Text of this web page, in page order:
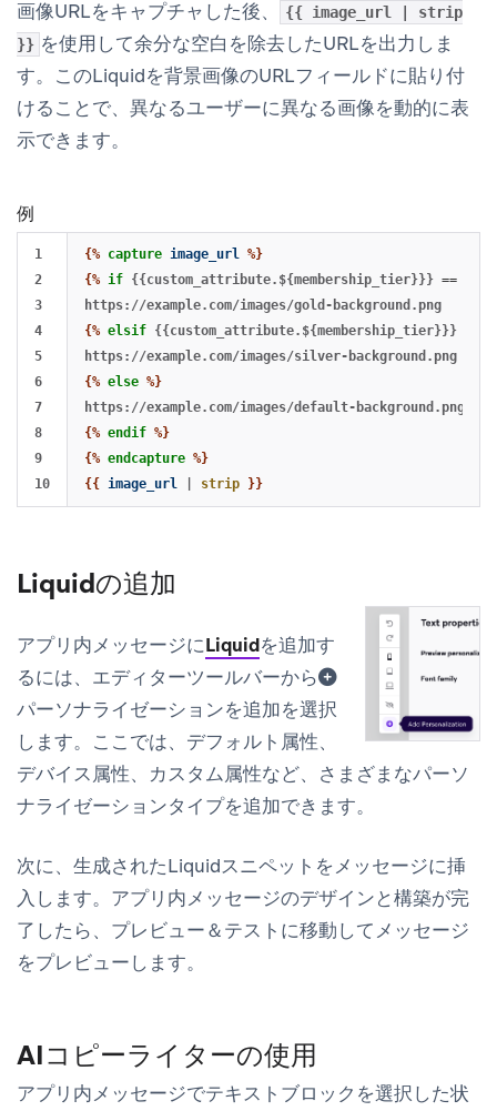
画像URLをキャプチャした後、
{{ image_url | strip
}} を使用して余分な空白を除去したURLを出力しま
す。このLiquidを背景画像のURLフィールドに貼り付
けることで、異なるユーザーに異なる画像を動的に表
示できます。
例
1
2
3
4
5
6
7
8
9
{% capture image_url
%}
{% if {{custom_attribute.${membership_tier}}} ==
{% elsif {{custom_attribute.${membership_tier}}}
{% else %}
{% endif %}
{% endcapture %}
{{ image_url strip }}
Liquidの追加
アプリ内メッセージにLiquidを追加す
るには、エディターツールバーから
パーソナライゼーションを追加を選択
します。ここでは、デフォルト属性、
デバイス属性、カスタム属性など、さまざまなパーソ
ナライゼーションタイプを追加できます。
次に、生成されたLiquidスニペットをメッセージに挿
入します。アプリ内メッセージのデザインと構築が完
了したら、 プレビュー＆テスト に移動してメッセージ
をプレビューします。
AIコピーライターの使用
アプリ内メッセージでテキストブロックを選択した状